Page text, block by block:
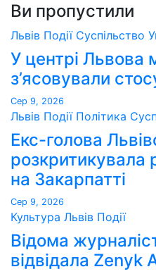
Ви пропустили
Львів Події Суспільство
У центрі Львова
з’ясовували
Сер 9, 2026
Львів Події Політика
Екс-голова
розкритикувала
на Закарпатті
Сер 9, 2026
Культура Львів Події
Відома
відвідала Zenyk